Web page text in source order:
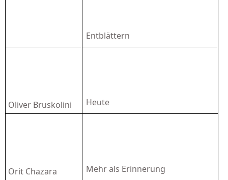
Entblättern
Oliver Bruskolini Heute
Orit Chazara Mehr als Erinnerung